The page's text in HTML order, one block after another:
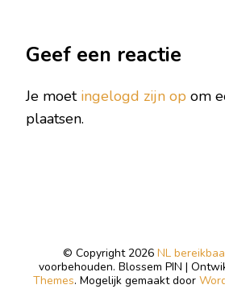
Geef een reactie
Je moet ingelogd zijn op om
plaatsen.
© Copyright 2026 NL
voorbehouden. Blossem PIN |
Themes. Mogelijk gemaakt door